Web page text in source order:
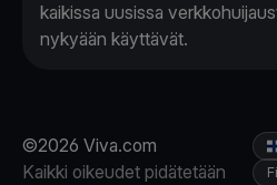
kaikissa uusissa
nykyään käyttävät.
©2026 Viva.com
Kaikki oikeudet pidätetään